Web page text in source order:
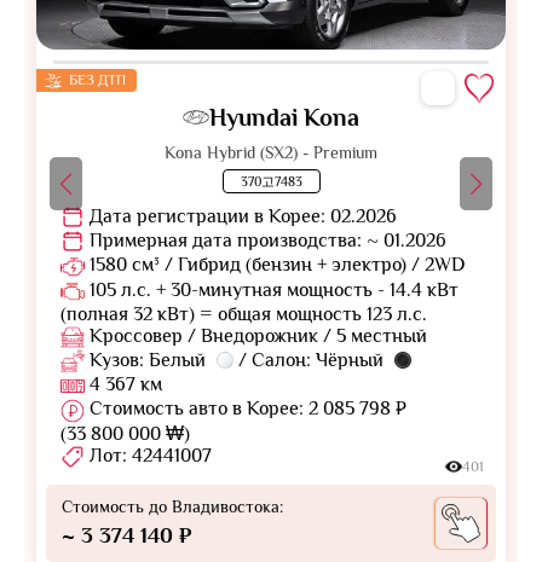
БЕЗ ДТП
Hyundai Kona
Kona Hybrid (SX2) - Premium
370고7483
Дата регистрации в Корее: 02.2026
Примерная дата производства: ~ 01.2026
1580 см³ / Гибрид (бензин + электро) / 2WD
105 л.с. + 30-минутная мощность - 14.4 кВт
(полная 32 кВт) = общая мощность 123 л.с.
Кроссовер / Внедорожник / 5 местный
Кузов: Белый
/ Салон: Чёрный
4 367 км
Стоимость авто в Корее: 2 085 798 ₽
(33 800 000 ₩)
Лот: 42441007
401
Стоимость до Владивостока:
~ 3 374 140 ₽